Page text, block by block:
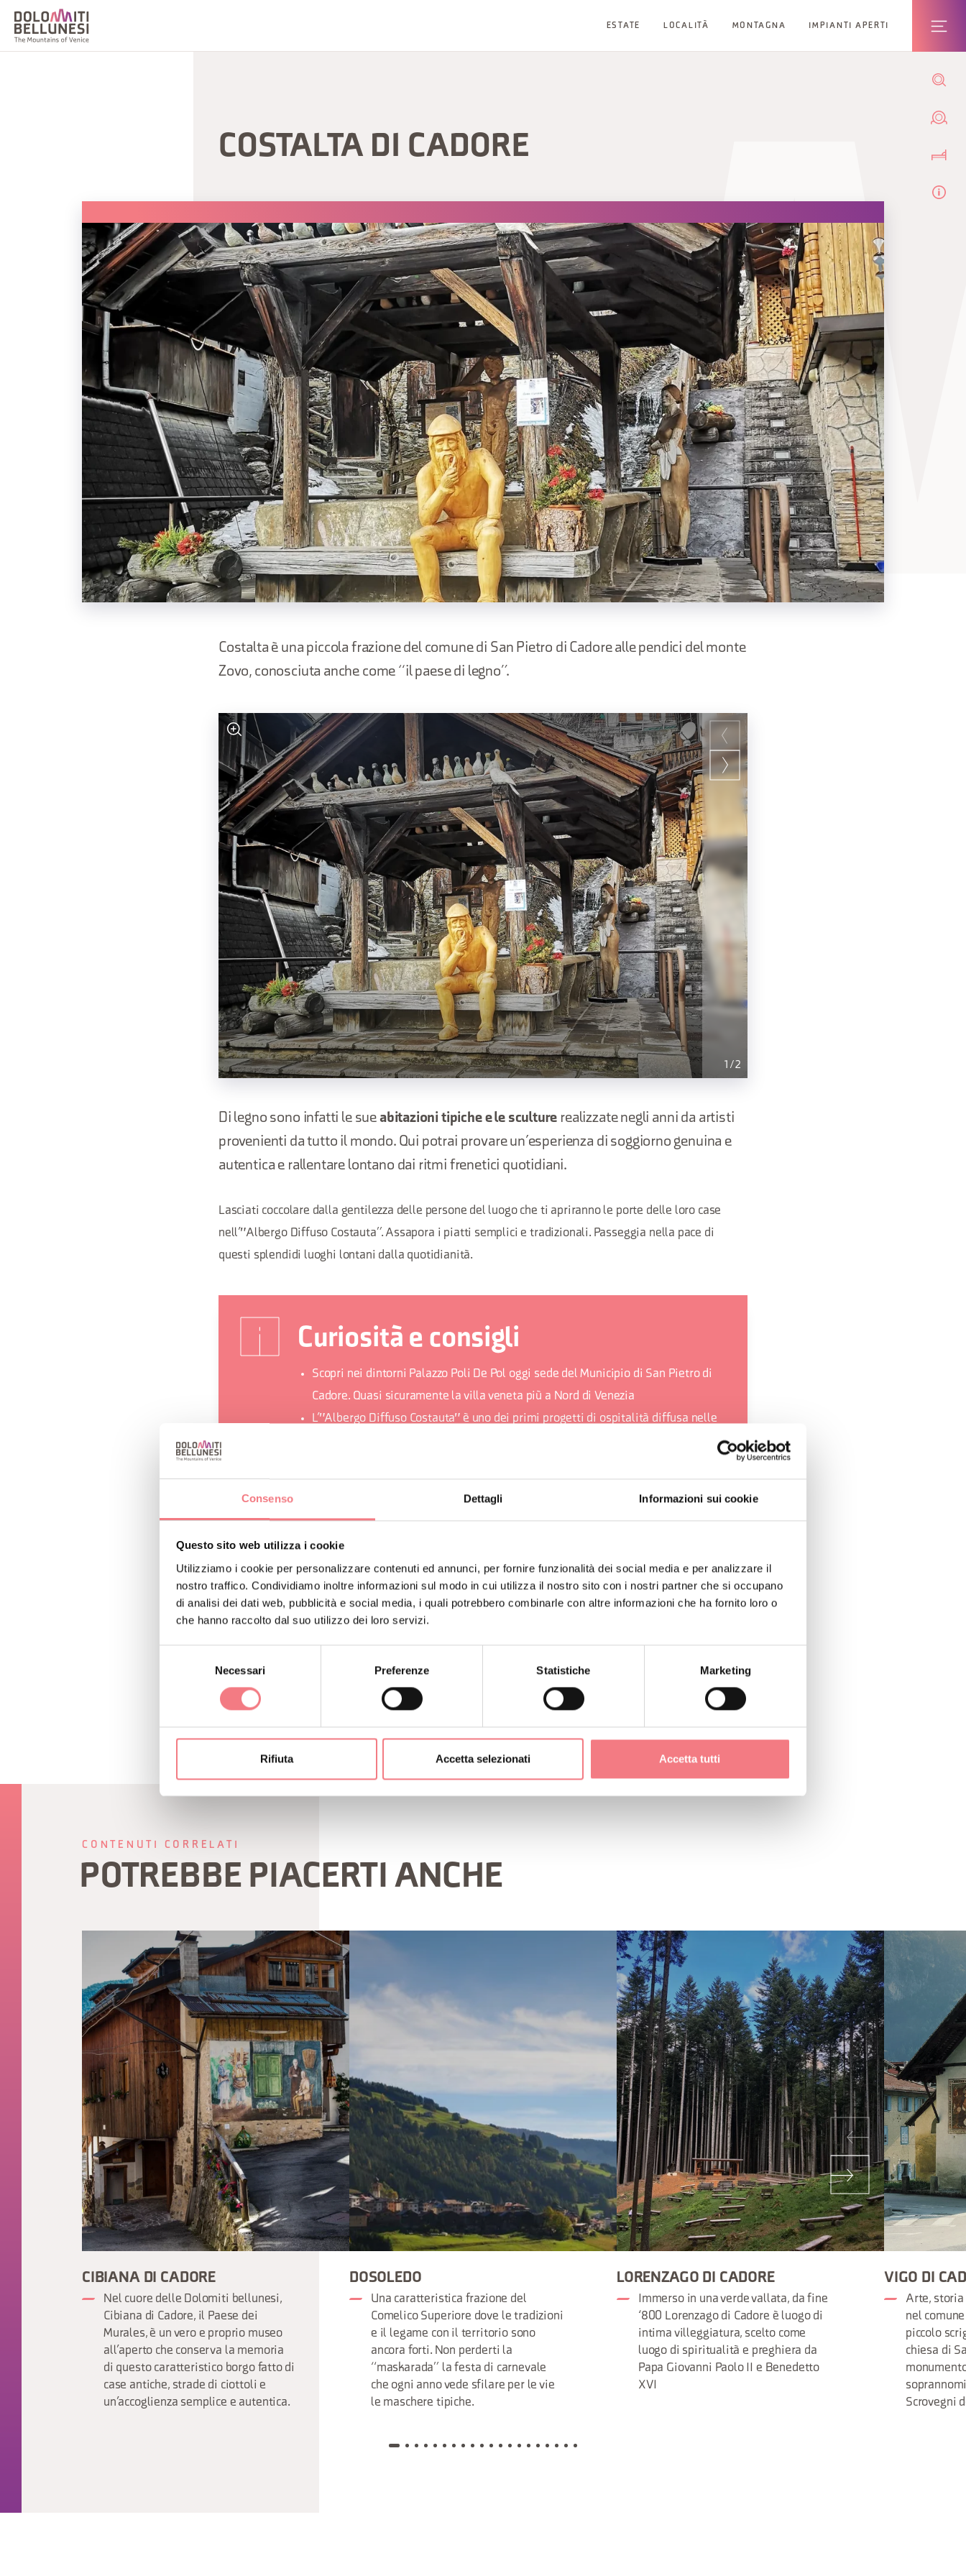
Consenso Dettagli Informazioni sui cookie
Questo sito web utilizza i cookie
Utilizziamo i cookie per personalizzare contenuti ed annunci, per fornire funzionalità dei social media e per analizzare il
nostro traffico. Condividiamo inoltre informazioni sul modo in cui utilizza il nostro sito con i nostri partner che si occupano
di analisi dei dati web, pubblicità e social media, i quali potrebbero combinarle con altre informazioni che ha fornito loro o
che hanno raccolto dal suo utilizzo dei loro servizi.
Necessari Preferenze Statistiche Marketing
Rifiuta Accetta selezionati Accetta tutti
ESTATE LOCALITÀ MONTAGNA IMPIANTI APERTI
COSTALTA DI CADORE
Costalta è una piccola frazione del comune di San Pietro di Cadore alle pendici del monte
Zovo, conosciuta anche come “il paese di legno”.
1 /2
Di legno sono infatti le sue abitazioni tipiche e le sculture realizzate negli anni da artisti
provenienti da tutto il mondo. Qui potrai provare un’esperienza di soggiorno genuina e
autentica e rallentare lontano dai ritmi frenetici quotidiani.
Lasciati coccolare dalla gentilezza delle persone del luogo che ti apriranno le porte delle loro case
nell’"Albergo Diffuso Costauta”. Assapora i piatti semplici e tradizionali. Passeggia nella pace di
questi splendidi luoghi lontani dalla quotidianità.
Curiosità e consigli
Scopri nei dintorni Palazzo Poli De Pol oggi sede del Municipio di San Pietro di
Cadore. Quasi sicuramente la villa veneta più a Nord di Venezia
L’"Albergo Diffuso Costauta" è uno dei primi progetti di ospitalità diffusa nelle
scolpite da artisti italiani e internazionali
CONTENUTI CORRELATI
POTREBBE PIACERTI ANCHE
CIBIANA DI CADORE
Nel cuore delle Dolomiti bellunesi,
Cibiana di Cadore, il Paese dei
Murales, è un vero e proprio museo
all’aperto che conserva la memoria
di questo caratteristico borgo fatto di
case antiche, strade di ciottoli e
un’accoglienza semplice e autentica.
DOSOLEDO
Una caratteristica frazione del
Comelico Superiore dove le tradizioni
e il legame con il territorio sono
ancora forti. Non perderti la
“maskarada” la festa di carnevale
che ogni anno vede sfilare per le vie
le maschere tipiche.
LORENZAGO DI CADORE
Immerso in una verde vallata, da fine
‘800 Lorenzago di Cadore è luogo di
intima villeggiatura, scelto come
luogo di spiritualità e preghiera da
Papa Giovanni Paolo II e Benedetto
XVI
VIGO DI
Arte, storia
nel
piccolo
chiesa di
Scrovegni